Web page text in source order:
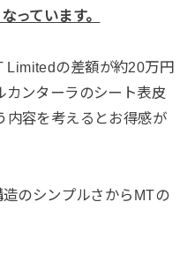
っています。
Limitedの差額が約20万円
カンターラのシート表皮
内容を考えるとお得感が
のシンプルさからMTの